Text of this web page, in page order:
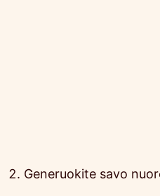
Generuokite savo